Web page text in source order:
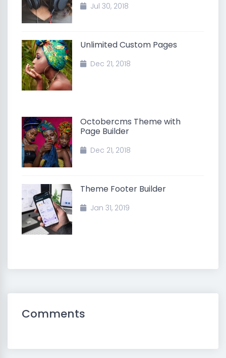
Jul 30, 2018
Unlimited Custom Pages
Dec 21, 2018
Octobercms Theme with
Page Builder
Dec 21, 2018
Theme Footer Builder
Jan 31, 2019
Comments